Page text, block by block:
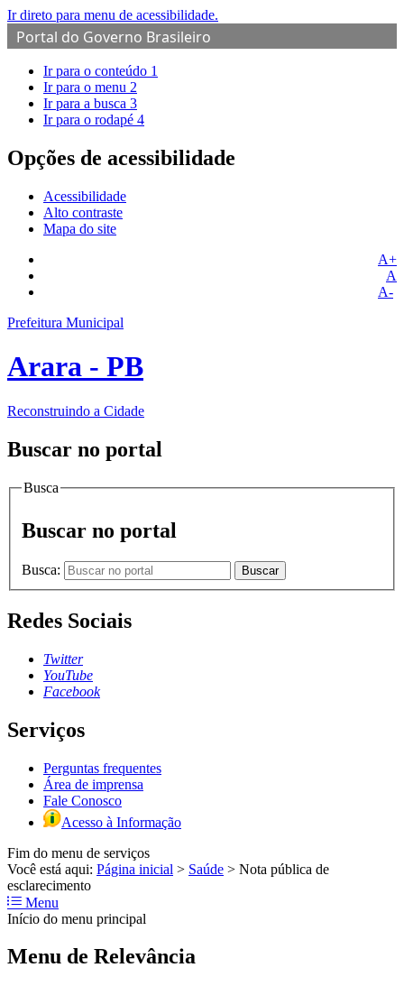
Ir direto para menu de acessibilidade.
Portal do Governo Brasileiro
Ir para o conteúdo 1
Ir para o menu 2
Ir para a busca 3
Ir para o rodapé 4
Opções de acessibilidade
Acessibilidade
Alto contraste
Mapa do site
A+
A
A-
Prefeitura Municipal
Arara - PB
Reconstruindo a Cidade
Buscar no portal
Busca
Buscar no portal
Busca: Buscar
Redes Sociais
Twitter
YouTube
Facebook
Serviços
Perguntas frequentes
Área de imprensa
Fale Conosco
Acesso à Informação
Fim do menu de serviços
Você está aqui: Página inicial > Saúde > Nota pública de
esclarecimento
Menu
Início do menu principal
Menu de Relevância